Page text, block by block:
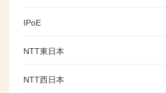
IPoE
NTT東日本
NTT西日本